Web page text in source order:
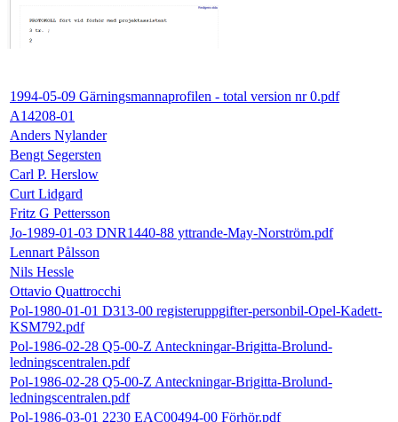
1994-05-09 Gärningsmannaprofilen - total version nr 0.pdf
A14208-01
Anders Nylander
Bengt Segersten
Carl P. Herslow
Curt Lidgard
Fritz G Pettersson
Jo-1989-01-03 DNR1440-88 yttrande-May-Norström.pdf
Lennart Pålsson
Nils Hessle
Ottavio Quattrocchi
Pol-1980-01-01 D313-00 registeruppgifter-personbil-Opel-Kadett-
KSM792.pdf
Pol-1986-02-28 Q5-00-Z Anteckningar-Brigitta-Brolund-
ledningscentralen.pdf
Pol-1986-02-28 Q5-00-Z Anteckningar-Brigitta-Brolund-
ledningscentralen.pdf
Pol-1986-03-01 2230 EAC00494-00 Förhör.pdf